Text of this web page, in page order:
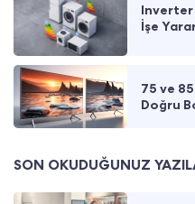
Inverter
İşe
75 ve
Doğru
SON OKUDUĞUNUZ